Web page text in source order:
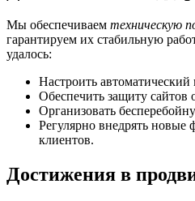
Мы обеспечиваем техническую
гарантируем их стабильную
удалось:
Настроить
Обеспечить защиту сайтов
Организовать
Регулярно внедрять новые
клиентов.
Достижения в